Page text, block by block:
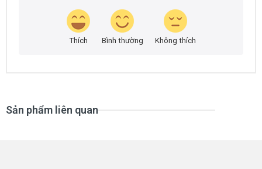
Thích Bình thường Không thích
Sản phẩm liên quan